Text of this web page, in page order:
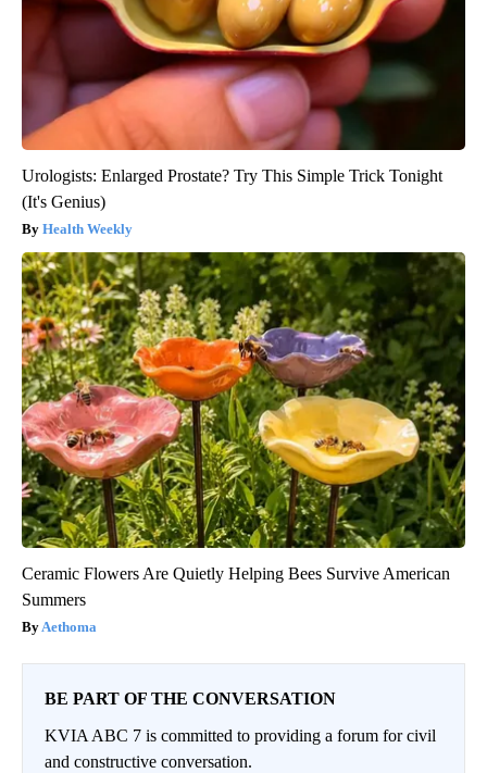
Urologists: Enlarged Prostate? Try This Simple Trick Tonight
(It's Genius)
Health Weekly
Ceramic Flowers Are Quietly Helping Bees Survive American
Summers
Aethoma
BE PART OF THE CONVERSATION
KVIA ABC 7 is committed to providing a forum for civil
and constructive conversation.